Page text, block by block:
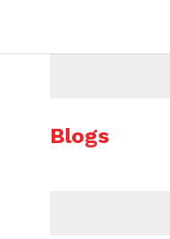
Blogs